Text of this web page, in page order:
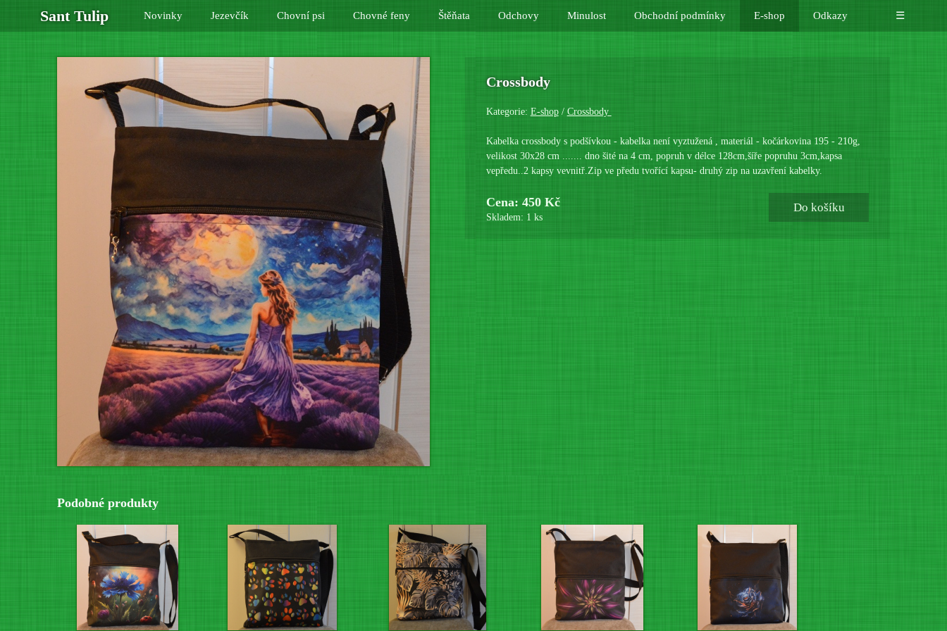
Sant Tulip Novinky Jezevčík Chovní psi Chovné feny Štěňata Odchovy Minulost Obchodní podmínky E-shop Odkazy ☰
Crossbody
Kategorie: E-shop/ Crossbody
Kabelka crossbody s podšívkou - kabelka není vyztužená , materiál - kočárkovina 195 - 210g,
velikost 30x28 cm ....... dno šité na 4 cm, popruh v délce 128cm,šíře popruhu 3cm,kapsa
vepředu..2 kapsy vevnitř.Zip ve předu tvořící kapsu- druhý zip na uzavření kabelky.
Cena: 450 Kč
Skladem: 1 ks
Do košíku
Podobné produkty